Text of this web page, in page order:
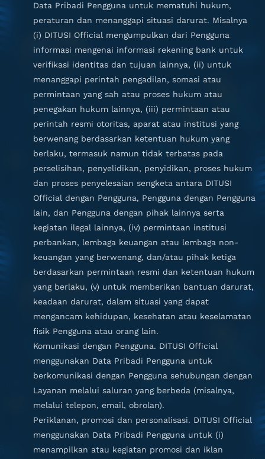
Data Pribadi Pengguna untuk mematuhi hukum,
peraturan dan menanggapi situasi darurat. Misalnya
(i) DITUSI Official mengumpulkan dari Pengguna
informasi mengenai informasi rekening bank untuk
verifikasi identitas dan tujuan lainnya, (ii) untuk
menanggapi perintah pengadilan, somasi atau
permintaan yang sah atau proses hukum atau
penegakan hukum lainnya, (iii) permintaan atau
perintah resmi otoritas, aparat atau institusi yang
berwenang berdasarkan ketentuan hukum yang
berlaku, termasuk namun tidak terbatas pada
perselisihan, penyelidikan, penyidikan, proses hukum
dan proses penyelesaian sengketa antara DITUSI
Official dengan Pengguna, Pengguna dengan Pengguna
lain, dan Pengguna dengan pihak lainnya serta
kegiatan ilegal lainnya, (iv) permintaan institusi
perbankan, lembaga keuangan atau lembaga non-
keuangan yang berwenang, dan/atau pihak ketiga
berdasarkan permintaan resmi dan ketentuan hukum
yang berlaku, (v) untuk memberikan bantuan darurat,
keadaan darurat, dalam situasi yang dapat
mengancam kehidupan, kesehatan atau keselamatan
fisik Pengguna atau orang lain.
Komunikasi dengan Pengguna. DITUSI Official
menggunakan Data Pribadi Pengguna untuk
berkomunikasi dengan Pengguna sehubungan dengan
Layanan melalui saluran yang berbeda (misalnya,
melalui telepon, email, obrolan).
Periklanan, promosi dan personalisasi. DITUSI Official
menggunakan Data Pribadi Pengguna untuk (i)
menampilkan atau kegiatan promosi dan iklan